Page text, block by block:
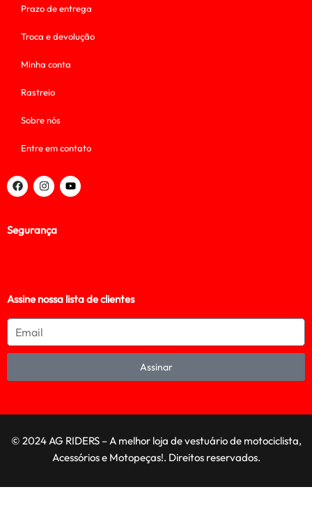
Prazo de entrega
Troca e devolução
Minha conta
Rastreio
Sobre nós
Entre em contato
Segurança
Assine nossa lista de clientes
Assinar
© 2024 AG RIDERS – A melhor loja de vestuário de motociclista,
Acessórios e Motopeças!. Direitos reservados.